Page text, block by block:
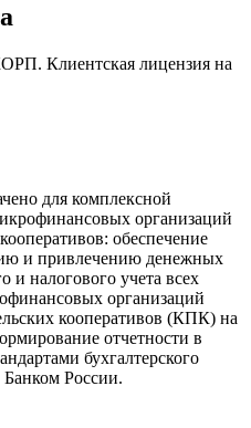
Клиентская лицензия на
для комплексной
организаций
обеспечение
и привлечению денежных
и налогового учета всех
организаций
кооперативов (КПК) на
отчетности в
бухгалтерского
России.